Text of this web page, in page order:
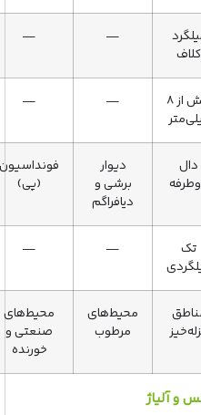
بیش از ۸
دیوار
برشی و
دیافراگم
فونداسیون
(پی)
محیط‌های
مرطوب
محیط‌های
صنعتی و
خورنده
آلیاژ